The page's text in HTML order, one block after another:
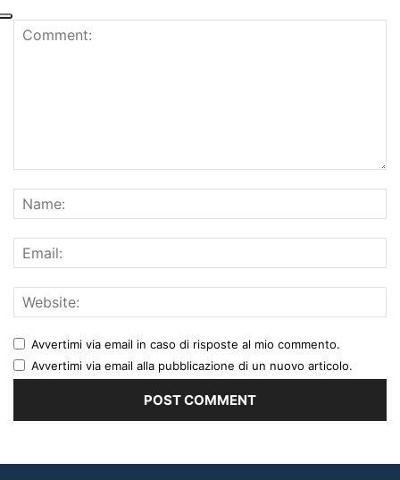
Avvertimi via email in caso di risposte al mio commento.
Avvertimi via email alla pubblicazione di un nuovo articolo.